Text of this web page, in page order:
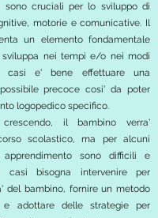
cruciali per lo sviluppo di
motorie e comunicative. Il
un elemento fondamentale
nei tempi e/o nei modi
casi e' bene effettuare una
precoce cosi' da poter
logopedico specifico.
crescendo, il bambino verra'
scolastico, ma per alcuni
sono difficili e
casi bisogna intervenire per
del bambino, fornire un metodo
adottare delle strategie per